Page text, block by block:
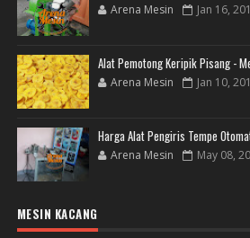
Arena Mesin Jan 16,
Alat Pemotong Keripik Pisang -
Arena Mesin Jan 10,
Harga Alat Pengiris Tempe
Arena Mesin May 08,
MESIN KACANG